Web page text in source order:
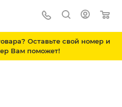
Оставьте свой номер и
Вам поможет!